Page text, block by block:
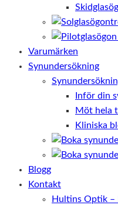
Varumärken
Synundersökning
Inför din
Möt hela
Kliniska
Blogg
Kontakt
Hultins Optik –
med dig av dina
intressen och ditt
beteende när du
surfar ökar du
chansen att få se
personligt
anpassat innehåll
och erbjudanden.